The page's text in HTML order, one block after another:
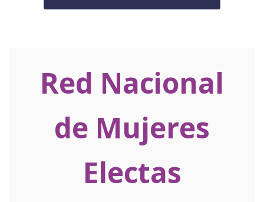
Red Nacional
de Mujeres
Electas